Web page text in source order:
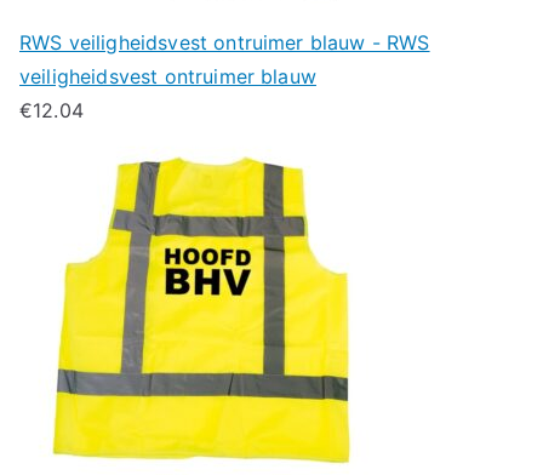
RWS veiligheidsvest ontruimer blauw - RWS
veiligheidsvest ontruimer blauw
€12.04